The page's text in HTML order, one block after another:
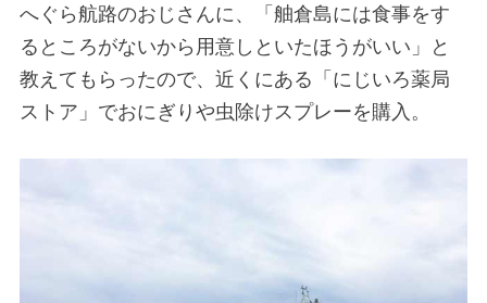
へぐら航路のおじさんに、「舳倉島には食事をす
るところがないから用意しといたほうがいい」と
教えてもらったので、近くにある「にじいろ薬局
ストア」でおにぎりや虫除けスプレーを購入。